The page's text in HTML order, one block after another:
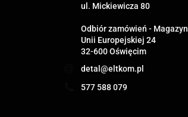
ul. Mickiewicza 80
Odbiór zamówień - Magazyn
Unii Europejskiej 24
32-600 Oświęcim
detal@eltkom.pl
577 588 079